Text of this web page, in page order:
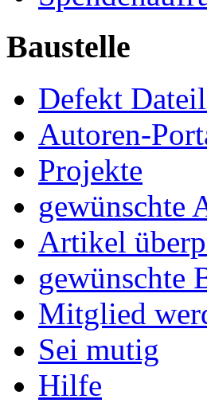
Baustelle
Defekt
Autoren-
Projekte
gewünschte
Artikel
gewünschte
Mitglied
Sei mutig
Hilfe